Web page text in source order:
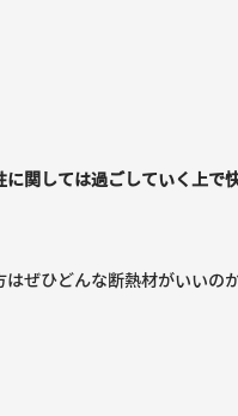
に関しては過ごしていく上で
はぜひどんな断熱材がいいの